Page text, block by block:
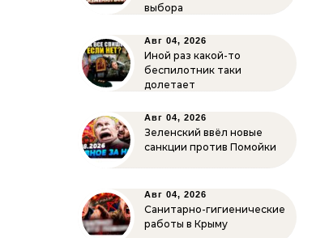
выбора
Авг 04, 2026
Иной раз какой-то
беспилотник таки
долетает
Авг 04, 2026
Зеленский ввёл новые
санкции против Помойки
Авг 04, 2026
Санитарно-гигиенические
работы в Крыму